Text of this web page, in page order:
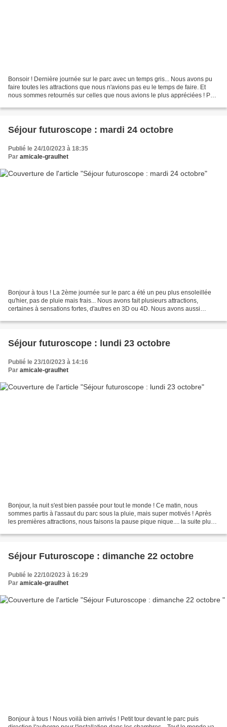
Bonsoir ! Dernière journée sur le parc avec un temps gris... Nous avons pu
faire toutes les attractions que nous n'avions pas eu le temps de faire. Et
nous sommes retournés sur celles que nous avions le plus appréciées ! Petit
Séjour futuroscope : mardi 24 octobre
Publié le 24/10/2023 à 18:35
Par amicale-graulhet
Bonjour à tous ! La 2ème journée sur le parc a été un peu plus ensoleillée
qu'hier, pas de pluie mais frais... Nous avons fait plusieurs attractions,
certaines à sensations fortes, d'autres en 3D ou 4D. Nous avons aussi
Séjour futuroscope : lundi 23 octobre
Publié le 23/10/2023 à 14:16
Par amicale-graulhet
Bonjour, la nuit s'est bien passée pour tout le monde ! Ce matin, nous
sommes partis à l'assaut du parc sous la pluie, mais super motivés ! Après
les premières attractions, nous faisons la pause pique nique.... la suite plus
Séjour Futuroscope : dimanche 22 octobre
Publié le 22/10/2023 à 16:29
Par amicale-graulhet
Bonjour à tous ! Nous voilà bien arrivés ! Petit tour devant le parc puis